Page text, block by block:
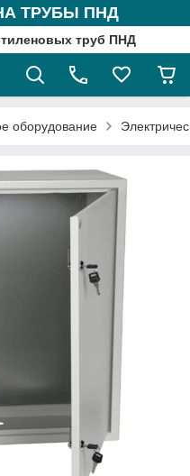
ТРУБЫ ПНД
труб ПНД
оборудование